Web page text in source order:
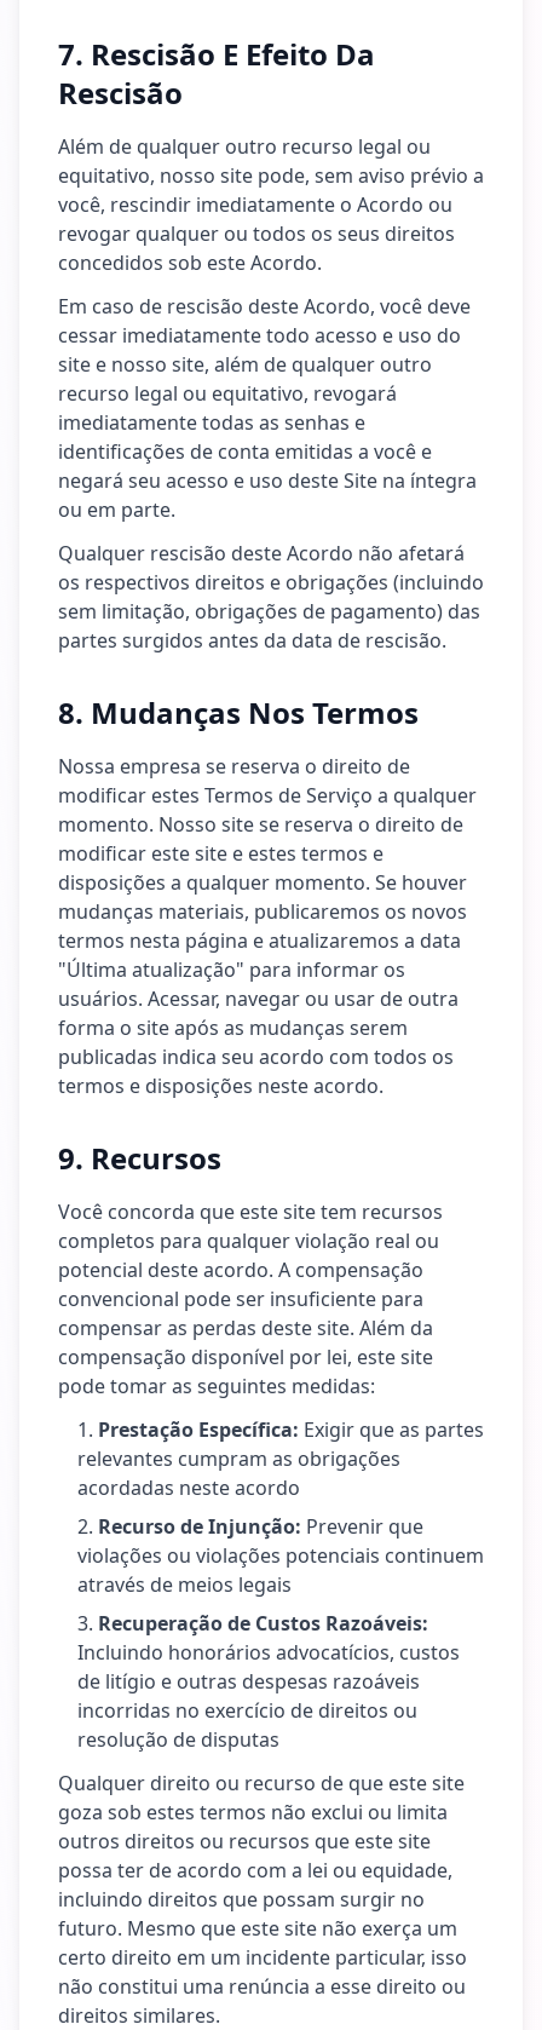
7. Rescisão E Efeito Da
Rescisão
Além de qualquer outro recurso legal ou
equitativo, nosso site pode, sem aviso prévio a
você, rescindir imediatamente o Acordo ou
revogar qualquer ou todos os seus direitos
concedidos sob este Acordo.
Em caso de rescisão deste Acordo, você deve
cessar imediatamente todo acesso e uso do
site e nosso site, além de qualquer outro
recurso legal ou equitativo, revogará
imediatamente todas as senhas e
identificações de conta emitidas a você e
negará seu acesso e uso deste Site na íntegra
ou em parte.
Qualquer rescisão deste Acordo não afetará
os respectivos direitos e obrigações (incluindo
sem limitação, obrigações de pagamento) das
partes surgidos antes da data de rescisão.
8. Mudanças Nos Termos
Nossa empresa se reserva o direito de
modificar estes Termos de Serviço a qualquer
momento. Nosso site se reserva o direito de
modificar este site e estes termos e
disposições a qualquer momento. Se houver
mudanças materiais, publicaremos os novos
termos nesta página e atualizaremos a data
"Última atualização" para informar os
usuários. Acessar, navegar ou usar de outra
forma o site após as mudanças serem
publicadas indica seu acordo com todos os
termos e disposições neste acordo.
9. Recursos
Você concorda que este site tem recursos
completos para qualquer violação real ou
potencial deste acordo. A compensação
convencional pode ser insuficiente para
compensar as perdas deste site. Além da
compensação disponível por lei, este site
pode tomar as seguintes medidas:
Prestação Específica: Exigir que as partes
relevantes cumpram as obrigações
acordadas neste acordo
Recurso de Injunção: Prevenir que
violações ou violações potenciais continuem
através de meios legais
Recuperação de Custos Razoáveis:
Incluindo honorários advocatícios, custos
de litígio e outras despesas razoáveis
incorridas no exercício de direitos ou
resolução de disputas
Qualquer direito ou recurso de que este site
goza sob estes termos não exclui ou limita
outros direitos ou recursos que este site
possa ter de acordo com a lei ou equidade,
incluindo direitos que possam surgir no
futuro. Mesmo que este site não exerça um
certo direito em um incidente particular, isso
não constitui uma renúncia a esse direito ou
direitos similares.